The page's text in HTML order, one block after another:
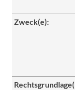
Zweck(e):